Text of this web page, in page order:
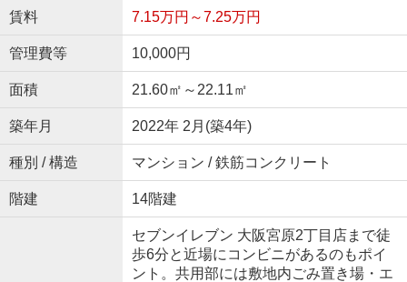
賃料 7.15万円～7.25万円
管理費等 10,000円
面積 21.60㎡～22.11㎡
築年月 2022年 2月(築4年)
種別 / 構造 マンション / 鉄筋コンクリート
階建 14階建
セブンイレブン 大阪宮原2丁目店まで徒
歩6分と近場にコンビニがあるのもポイ
ント。共用部には敷地内ごみ置き場・エ